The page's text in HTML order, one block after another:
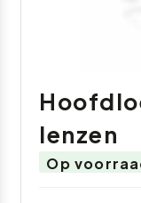
lenzen
Op